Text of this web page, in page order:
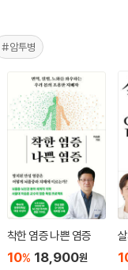
#암투병
착한 염증 나쁜 염증
10% 18,900원